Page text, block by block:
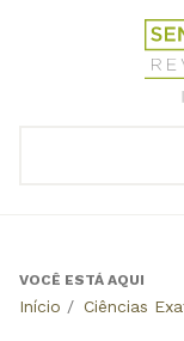
Revista
Semana
Back
VOCÊ ESTÁ AQUI
Início / Ciências